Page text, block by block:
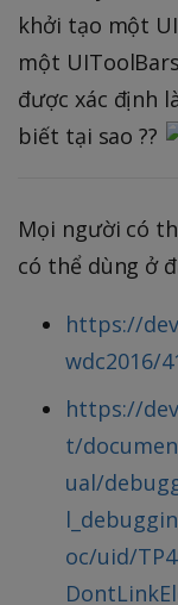
khởi tạo một
một
được xác định
biết tại sao ??
Mọi người có
có thể dùng ở
https://
wdc2016/
https://
t/
ual/
oc/uid/